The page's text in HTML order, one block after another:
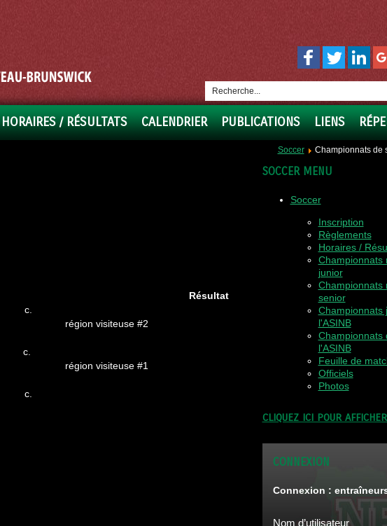
HORAIRES / RÉSULTATS CALENDRIER PUBLICATIONS LIENS
Soccer Championnats de
Résultat
c.
région visiteuse #2
c.
région visiteuse #1
c.
SOCCER MENU
Soccer
Inscription
Règlements
Horaires /
Championnats
junior
Championnats
senior
Championnats
l'ASINB
Championnats
l'ASINB
Feuille de
Officiels
Photos
CLIQUEZ ICI POUR
CONNEXION
Connexion :
Nom d’utilisateur